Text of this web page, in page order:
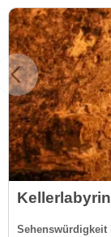
Sehenswürdigkeit